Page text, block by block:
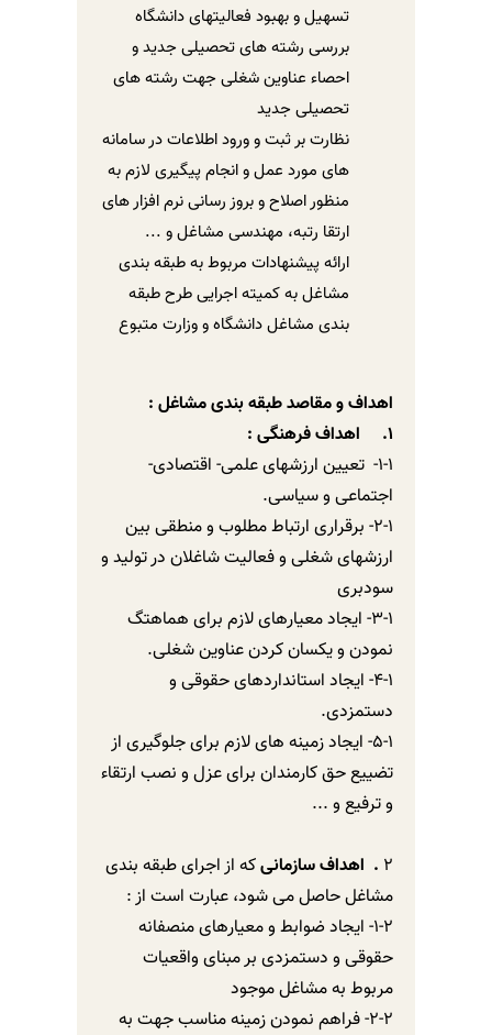
تسهیل و بهبود فعالیتهای دانشگاه
بررسی رشته های تحصیلی جدید و
احصاء عناوین شغلی جهت رشته های
تحصیلی جدید
نظارت بر ثبت و ورود اطلاعات در سامانه
های مورد عمل و انجام پیگیری لازم به
منظور اصلاح و بروز رسانی نرم افزار های
ارتقا رتبه، مهندسی مشاغل و ...
ارائه پیشنهادات مربوط به طبقه بندی
مشاغل به کمیته اجرایی طرح طبقه
بندی مشاغل دانشگاه و وزارت متبوع
اهداف و مقاصد طبقه بندی مشاغل :
1.
اهداف فرهنگی :
1-1- تعیین ارزشهای علمی- اقتصادی-
اجتماعی و سیاسی.
2-1- برقراری ارتباط مطلوب و منطقی بین
ارزشهای شغلی و فعالیت شاغلان در تولید و
سودبری
3-1- ایجاد معیارهای لازم برای هماهتگ
نمودن و یکسان کردن عناوین شغلی.
4-1- ایجاد استانداردهای حقوقی و
دستمزدی.
5-1- ایجاد زمینه های لازم برای جلوگیری از
تضییع حق کارمندان برای عزل و نصب ارتقاء
و ترفیع و ...
2 . اهداف سازمانیکه از اجرای طبقه بندی
مشاغل حاصل می شود، عبارت است از :
1-2- ایجاد ضوابط و معیارهای منصفانه
حقوقی و دستمزدی بر مبنای واقعیات
مربوط به مشاغل موجود
2-2- فراهم نمودن زمینه مناسب جهت به